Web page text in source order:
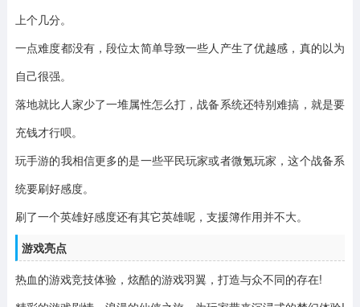
上个几分。
一点难度都没有，段位太简单导致一些人产生了优越感，真的以为
自己很强。
落地就比人家少了一堆属性怎么打，战备系统还特别难搞，就是要
充钱才行呗。
玩手游的我相信更多的是一些平民玩家或者微氪玩家，这个战备系
统要刷好感度。
刷了一个英雄好感度还有其它英雄呢，支援簿作用并不大。
游戏亮点
热血的游戏竞技体验，炫酷的游戏羽翼，打造与众不同的存在!